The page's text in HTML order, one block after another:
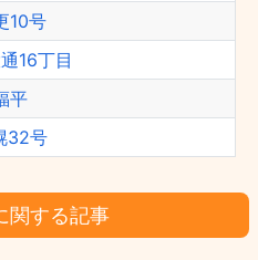
10号
16丁目
平
32号
関する記事